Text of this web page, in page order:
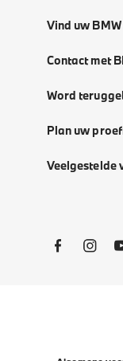
Vind uw
Contact met
Word
Plan uw
Veelgestelde
Social Links